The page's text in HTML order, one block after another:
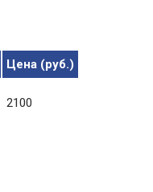
Цена (руб.)
2100